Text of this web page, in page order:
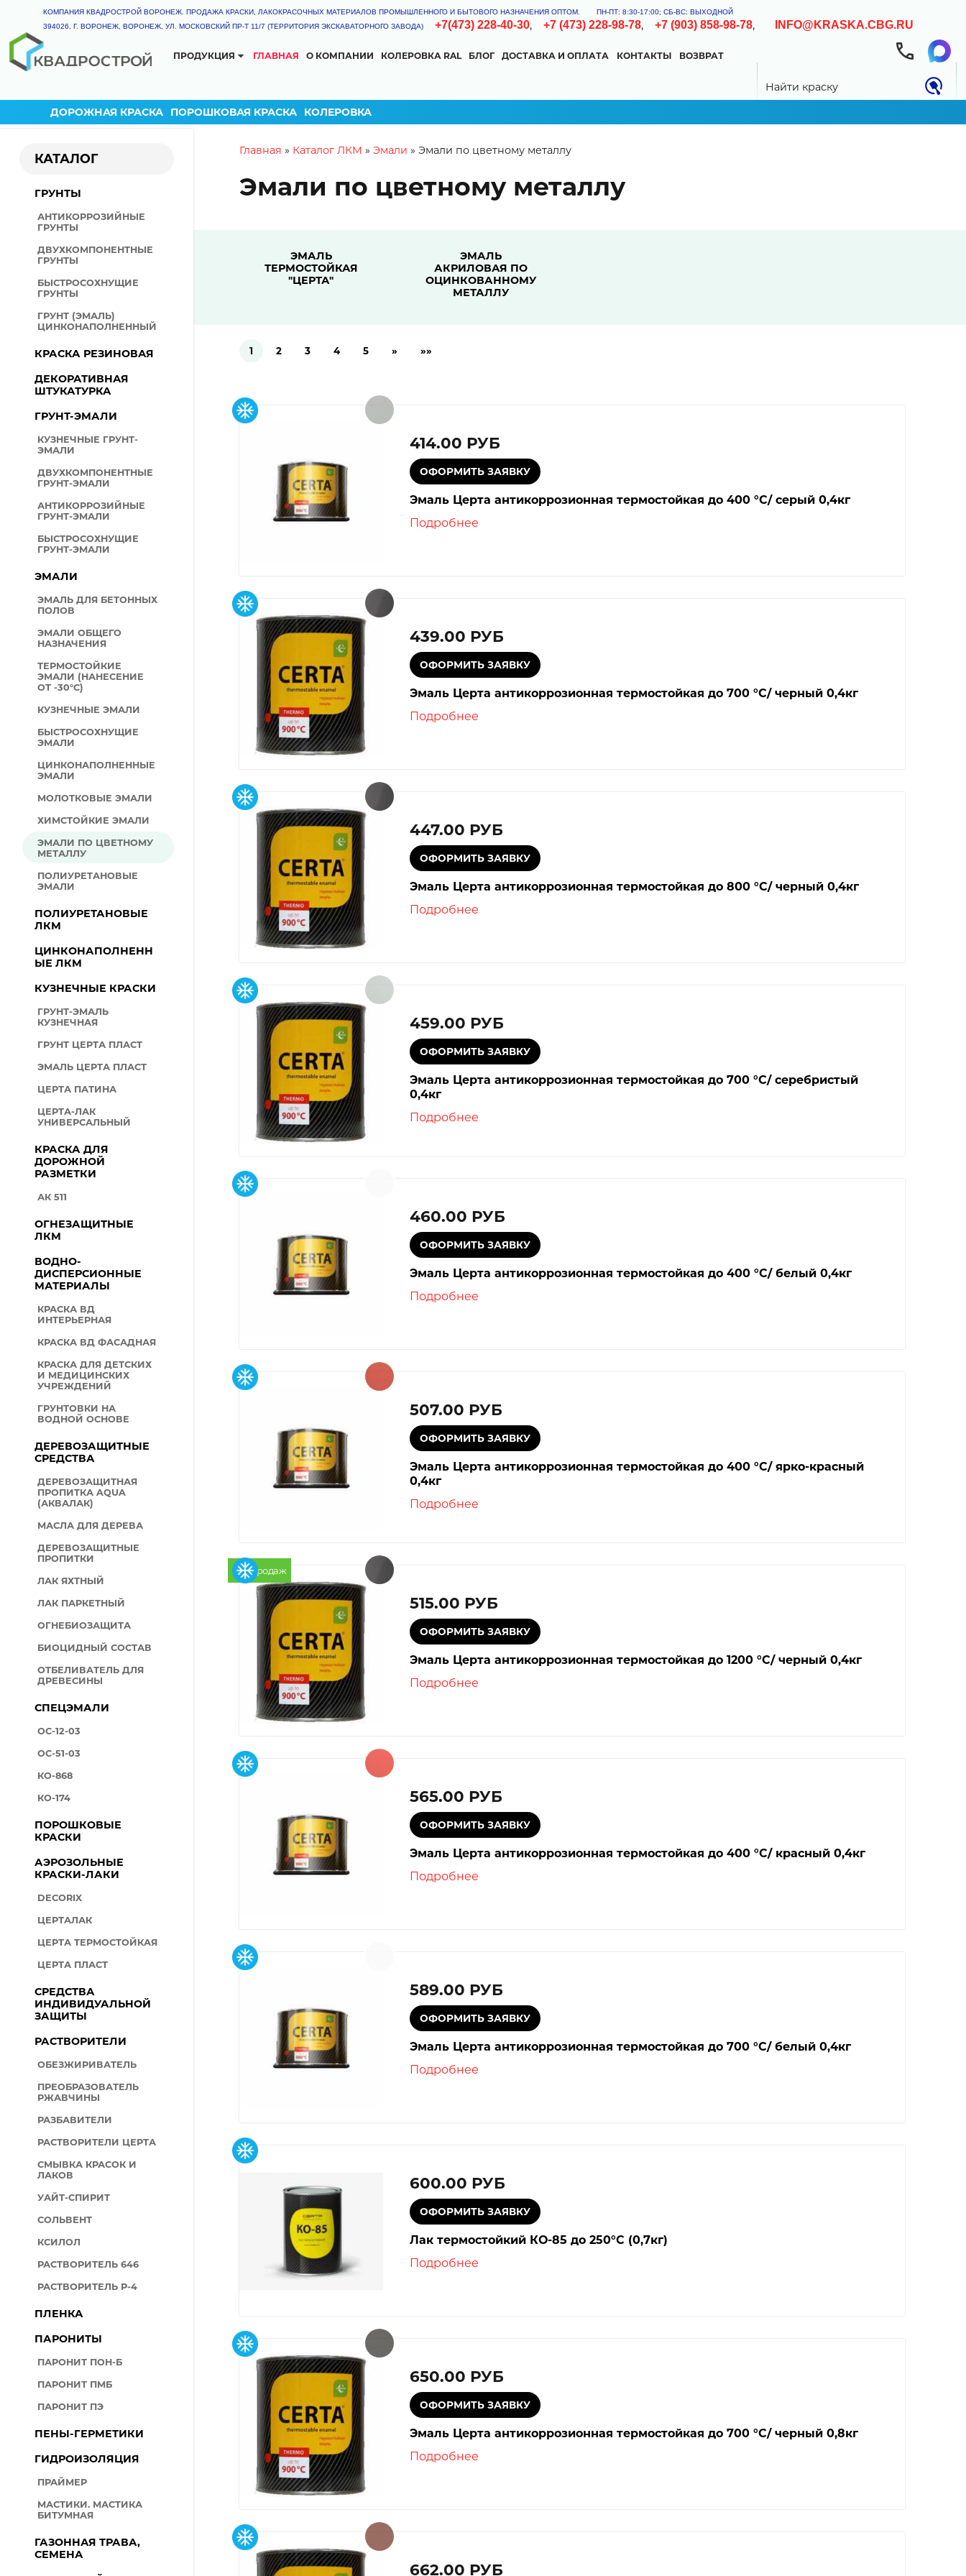
КОМПАНИЯ КВАДРОСТРОЙ ВОРОНЕЖ. ПРОДАЖА КРАСКИ, ЛАКОКРАСОЧНЫХ МАТЕРИАЛОВ ПРОМЫШЛЕННОГО И БЫТОВОГО НАЗНАЧЕНИЯ ОПТОМ.
ПН-ПТ: 8:30-17:00; СБ-ВС: ВЫХОДНОЙ
394026, Г. ВОРОНЕЖ, ВОРОНЕЖ, УЛ. МОСКОВСКИЙ ПР-Т 11/7 (ТЕРРИТОРИЯ ЭКСКАВАТОРНОГО ЗАВОДА)
+7(473) 228-40-30, +7 (473) 228-98-78, +7 (903) 858-98-78, INFO@KRASKA.CBG.RU
ПРОДУКЦИЯ
ГРУНТЫ
ДЕКОРАТИВНАЯ ШТУКАТУРКА
ГРУНТ-ЭМАЛИ
КУЗНЕЧНЫЕ КРАСКИ
КРАСКА ДЛЯ ДОРОЖНОЙ
МАТЕРИАЛЫ
СПЕЦЭМАЛИ
ПОРОШКОВЫЕ КРАСКИ
СРЕДСТВА ИНДИВИДУАЛЬНОЙ
ГАЗОННАЯ ТРАВА, СЕМЕНА
ХОЛОДНЫЙ АСФАЛЬТ
ГЛАВНАЯ О КОМПАНИИ КОЛЕРОВКА RAL БЛОГ ДОСТАВКА И ОПЛАТА КОНТАКТЫ ВОЗВРАТ
Найти краску
ДОРОЖНАЯ КРАСКА ПОРОШКОВАЯ КРАСКА КОЛЕРОВКА
0.00 РУБ
КАТАЛОГ
ГРУНТЫ
АНТИКОРРОЗИЙНЫЕ
ГРУНТЫ
ДВУХКОМПОНЕНТНЫЕ
ГРУНТЫ
БЫСТРОСОХНУЩИЕ
ГРУНТЫ
ГРУНТ (ЭМАЛЬ)
ЦИНКОНАПОЛНЕННЫЙ
КРАСКА РЕЗИНОВАЯ
ДЕКОРАТИВНАЯ
ШТУКАТУРКА
ГРУНТ-ЭМАЛИ
КУЗНЕЧНЫЕ ГРУНТ-
ЭМАЛИ
ДВУХКОМПОНЕНТНЫЕ
ГРУНТ-ЭМАЛИ
АНТИКОРРОЗИЙНЫЕ
ГРУНТ-ЭМАЛИ
БЫСТРОСОХНУЩИЕ
ГРУНТ-ЭМАЛИ
ЭМАЛИ
ЭМАЛЬ ДЛЯ БЕТОННЫХ
ПОЛОВ
ЭМАЛИ ОБЩЕГО
НАЗНАЧЕНИЯ
ТЕРМОСТОЙКИЕ
ЭМАЛИ (НАНЕСЕНИЕ
ОТ -30°С)
КУЗНЕЧНЫЕ ЭМАЛИ
БЫСТРОСОХНУЩИЕ
ЭМАЛИ
ЦИНКОНАПОЛНЕННЫЕ
ЭМАЛИ
МОЛОТКОВЫЕ ЭМАЛИ
ХИМСТОЙКИЕ ЭМАЛИ
ЭМАЛИ ПО ЦВЕТНОМУ
МЕТАЛЛУ
ПОЛИУРЕТАНОВЫЕ
ЭМАЛИ
ПОЛИУРЕТАНОВЫЕ
ЛКМ
ЦИНКОНАПОЛНЕНН
ЫЕ ЛКМ
КУЗНЕЧНЫЕ КРАСКИ
ГРУНТ-ЭМАЛЬ
КУЗНЕЧНАЯ
ГРУНТ ЦЕРТА ПЛАСТ
ЭМАЛЬ ЦЕРТА ПЛАСТ
ЦЕРТА ПАТИНА
ЦЕРТА-ЛАК
УНИВЕРСАЛЬНЫЙ
КРАСКА ДЛЯ
ДОРОЖНОЙ
РАЗМЕТКИ
АК 511
ОГНЕЗАЩИТНЫЕ
ЛКМ
ВОДНО-
ДИСПЕРСИОННЫЕ
МАТЕРИАЛЫ
КРАСКА ВД
ИНТЕРЬЕРНАЯ
КРАСКА ВД ФАСАДНАЯ
КРАСКА ДЛЯ ДЕТСКИХ
И МЕДИЦИНСКИХ
УЧРЕЖДЕНИЙ
ГРУНТОВКИ НА
ВОДНОЙ ОСНОВЕ
ДЕРЕВОЗАЩИТНЫЕ
СРЕДСТВА
ДЕРЕВОЗАЩИТНАЯ
ПРОПИТКА AQUA
(АКВАЛАК)
МАСЛА ДЛЯ ДЕРЕВА
ДЕРЕВОЗАЩИТНЫЕ
ПРОПИТКИ
ЛАК ЯХТНЫЙ
ЛАК ПАРКЕТНЫЙ
ОГНЕБИОЗАЩИТА
БИОЦИДНЫЙ СОСТАВ
ОТБЕЛИВАТЕЛЬ ДЛЯ
ДРЕВЕСИНЫ
СПЕЦЭМАЛИ
ОС-12-03
ОС-51-03
КО-868
КО-174
ПОРОШКОВЫЕ
КРАСКИ
АЭРОЗОЛЬНЫЕ
КРАСКИ-ЛАКИ
DECORIX
ЦЕРТАЛАК
ЦЕРТА ТЕРМОСТОЙКАЯ
ЦЕРТА ПЛАСТ
СРЕДСТВА
ИНДИВИДУАЛЬНОЙ
ЗАЩИТЫ
РАСТВОРИТЕЛИ
ОБЕЗЖИРИВАТЕЛЬ
ПРЕОБРАЗОВАТЕЛЬ
РЖАВЧИНЫ
РАЗБАВИТЕЛИ
РАСТВОРИТЕЛИ ЦЕРТА
СМЫВКА КРАСОК И
ЛАКОВ
УАЙТ-СПИРИТ
СОЛЬВЕНТ
КСИЛОЛ
РАСТВОРИТЕЛЬ 646
РАСТВОРИТЕЛЬ Р-4
ПЛЕНКА
ПАРОНИТЫ
ПАРОНИТ ПОН-Б
ПАРОНИТ ПМБ
ПАРОНИТ ПЭ
ПЕНЫ-ГЕРМЕТИКИ
ГИДРОИЗОЛЯЦИЯ
ПРАЙМЕР
МАСТИКИ. МАСТИКА
БИТУМНАЯ
ГАЗОННАЯ ТРАВА,
СЕМЕНА
You are here
Главная » Каталог ЛКМ » Эмали » Эмали по цветному металлу
Эмали по цветному металлу
ЭМАЛЬ
ТЕРМОСТОЙКАЯ
"ЦЕРТА"
ЭМАЛЬ
АКРИЛОВАЯ ПО
ОЦИНКОВАННОМУ
МЕТАЛЛУ
Pages
1 2 3 4 5 » »»
414.00 РУБ
Эмаль Церта антикоррозионная термостойкая до 400 °С/ серый 0,4кг
Подробнее
439.00 РУБ
Эмаль Церта антикоррозионная термостойкая до 700 °С/ черный 0,4кг
Подробнее
447.00 РУБ
Эмаль Церта антикоррозионная термостойкая до 800 °С/ черный 0,4кг
Подробнее
459.00 РУБ
Эмаль Церта антикоррозионная термостойкая до 700 °С/ серебристый
0,4кг
Подробнее
460.00 РУБ
Эмаль Церта антикоррозионная термостойкая до 400 °С/ белый 0,4кг
Подробнее
507.00 РУБ
Эмаль Церта антикоррозионная термостойкая до 400 °С/ ярко-красный
0,4кг
Подробнее
515.00 РУБ
Эмаль Церта антикоррозионная термостойкая до 1200 °С/ черный 0,4кг
Подробнее
Хит продаж
565.00 РУБ
Эмаль Церта антикоррозионная термостойкая до 400 °С/ красный 0,4кг
Подробнее
589.00 РУБ
Эмаль Церта антикоррозионная термостойкая до 700 °С/ белый 0,4кг
Подробнее
600.00 РУБ
Лак термостойкий КО-85 до 250°С (0,7кг)
Подробнее
650.00 РУБ
Эмаль Церта антикоррозионная термостойкая до 700 °С/ черный 0,8кг
Подробнее
662.00 РУБ
Pages